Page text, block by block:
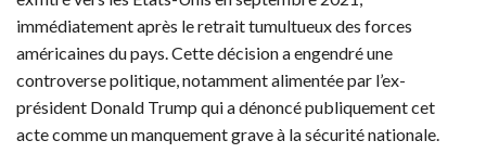
immédiatement après le retrait tumultueux des forces
américaines du pays. Cette décision a engendré une
controverse politique, notamment alimentée par l’ex-
président Donald Trump qui a dénoncé publiquement cet
acte comme un manquement grave à la sécurité nationale.